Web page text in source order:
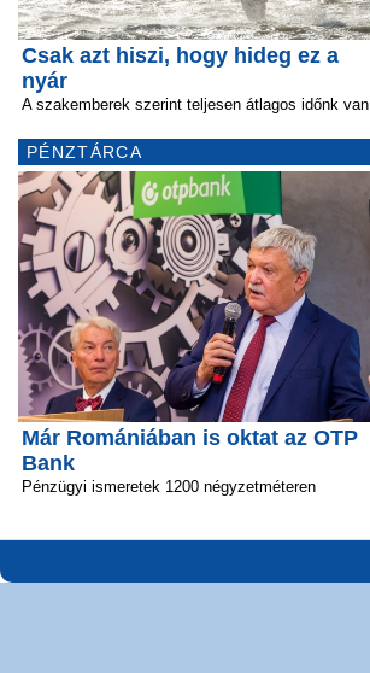
Csak azt hiszi, hogy hideg ez a
nyár
A szakemberek szerint teljesen átlagos időnk van
PÉNZTÁRCA
Már Romániában is oktat az OTP
Bank
Pénzügyi ismeretek 1200 négyzetméteren